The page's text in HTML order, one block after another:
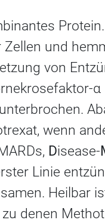
und
von
wenn
Disease-
Linie
Heilbar
denen